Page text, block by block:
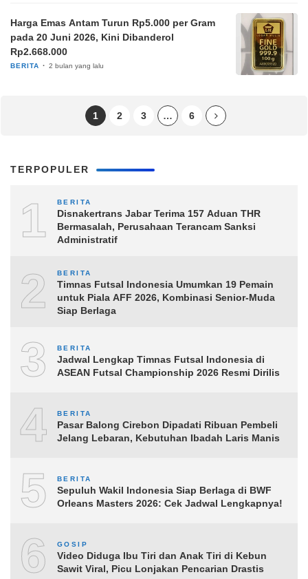
Harga Emas Antam Turun Rp5.000 per Gram
pada 20 Juni 2026, Kini Dibanderol
Rp2.668.000
BERITA 2 bulan yang lalu
1 2 3 … 6
TERPOPULER
1 BERITA
Disnakertrans Jabar Terima 157 Aduan THR
Bermasalah, Perusahaan Terancam Sanksi
Administratif
2 BERITA
Timnas Futsal Indonesia Umumkan 19 Pemain
untuk Piala AFF 2026, Kombinasi Senior-Muda
Siap Berlaga
3 BERITA
Jadwal Lengkap Timnas Futsal Indonesia di
ASEAN Futsal Championship 2026 Resmi Dirilis
4 BERITA
Pasar Balong Cirebon Dipadati Ribuan Pembeli
Jelang Lebaran, Kebutuhan Ibadah Laris Manis
5 BERITA
Sepuluh Wakil Indonesia Siap Berlaga di BWF
Orleans Masters 2026: Cek Jadwal Lengkapnya!
6 GOSIP
Video Diduga Ibu Tiri dan Anak Tiri di Kebun
Sawit Viral, Picu Lonjakan Pencarian Drastis